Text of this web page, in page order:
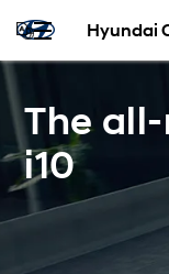
Hyundai
The
i10